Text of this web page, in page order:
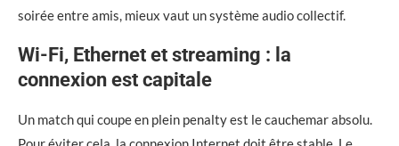
soirée entre amis, mieux vaut un système audio collectif.
Wi-Fi, Ethernet et streaming : la
connexion est capitale
Un match qui coupe en plein penalty est le cauchemar absolu.